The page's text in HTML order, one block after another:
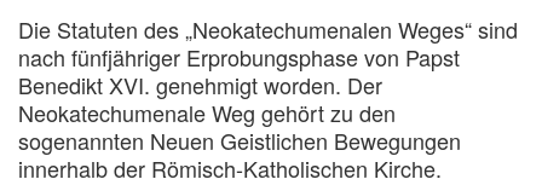
Die Statuten des „Neokatechumenalen Weges“ sind
nach fünfjähriger Erprobungsphase von Papst
Benedikt XVI. genehmigt worden. Der
Neokatechumenale Weg gehört zu den
sogenannten Neuen Geistlichen Bewegungen
innerhalb der Römisch-Katholischen Kirche.